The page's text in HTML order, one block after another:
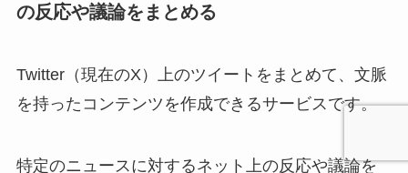
の反応や議論をまとめる
Twitter（現在のX）上のツイートをまとめて、文脈
を持ったコンテンツを作成できるサービスです。
特定のニュースに対するネット上の反応や議論を